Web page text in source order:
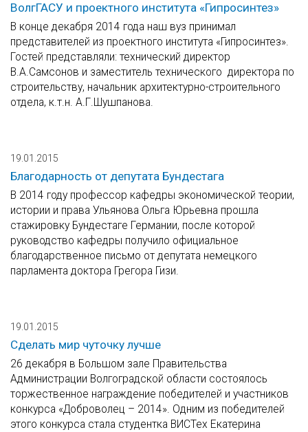
ВолгГАСУ и проектного института «Гипросинтез»
В конце декабря 2014 года наш вуз принимал
представителей из проектного института «Гипросинтез».
Гостей представляли: технический директор
В.А.Самсонов и заместитель технического директора по
строительству, начальник архитектурно-строительного
отдела, к.т.н. А.Г.Шушпанова.
19.01.2015
Благодарность от депутата Бундестага
В 2014 году профессор кафедры экономической теории,
истории и права Ульянова Ольга Юрьевна прошла
стажировку Бундестаге Германии, после которой
руководство кафедры получило официальное
благодарственное письмо от депутата немецкого
парламента доктора Грегора Гизи.
19.01.2015
Сделать мир чуточку лучше
26 декабря в Большом зале Правительства
Администрации Волгоградской области состоялось
торжественное награждение победителей и участников
конкурса «Доброволец – 2014». Одним из победителей
этого конкурса стала студентка ВИСТех Екатерина